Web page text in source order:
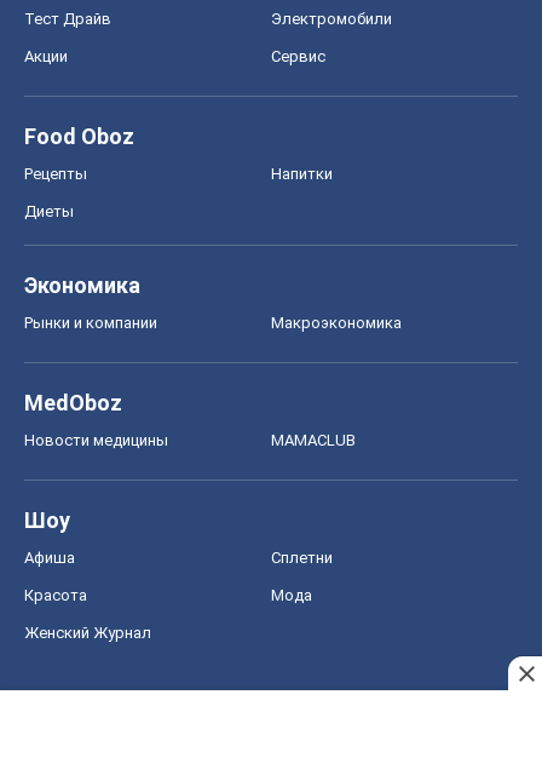
Тест Драйв Электромобили
Акции Сервис
Food Oboz
Рецепты Напитки
Диеты
Экономика
Рынки и компании Mакроэкономика
MedOboz
Новости медицины MAMACLUB
Шоу
Афиша Сплетни
Красота Мода
Женский Журнал